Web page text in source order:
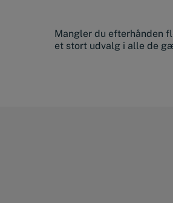
Mangler du efterhånden
et stort udvalg i alle de